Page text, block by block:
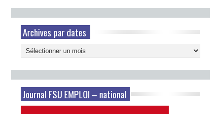
Archives par dates
Archives
par
dates
Journal FSU EMPLOI – national